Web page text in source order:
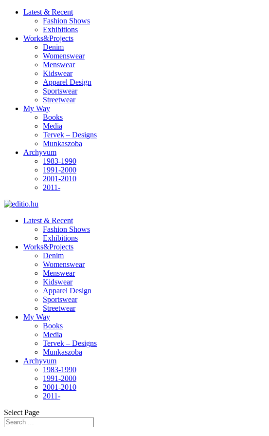
Latest & Recent
Fashion Shows
Exhibitions
Works&Projects
Denim
Womenswear
Menswear
Kidswear
Apparel Design
Sportswear
Streetwear
My Way
Books
Media
Tervek – Designs
Munkaszoba
Archyvum
1983-1990
1991-2000
2001-2010
2011-
Latest & Recent
Fashion Shows
Exhibitions
Works&Projects
Denim
Womenswear
Menswear
Kidswear
Apparel Design
Sportswear
Streetwear
My Way
Books
Media
Tervek – Designs
Munkaszoba
Archyvum
1983-1990
1991-2000
2001-2010
2011-
Select Page